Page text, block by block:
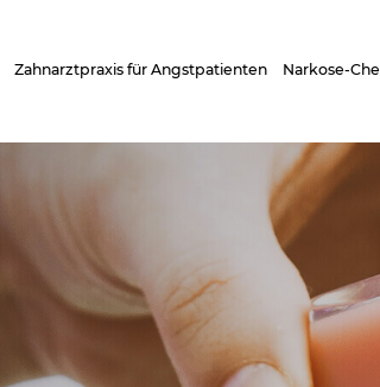
Zahnarztpraxis für Angstpatienten Narkose-